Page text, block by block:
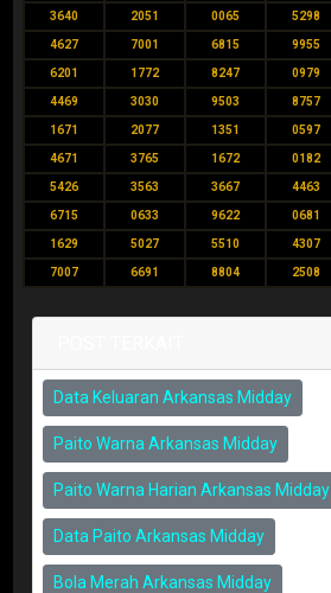
3640 2051 0065 5298
4627 7001 6815 9955
6201 1772 8247 0979
4469 3030 9503 8757
1671 2077 1351 0597
4671 3765 1672 0182
5426 3563 3667 4463
6715 0633 9622 0681
1629 5027 5510 4307
7007 6691 8804 2508
Data Keluaran Arkansas Midday
Paito Warna Arkansas Midday
Paito Warna Harian Arkansas Midday
Data Paito Arkansas Midday
Bola Merah Arkansas Midday